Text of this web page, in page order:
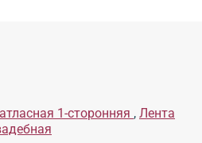
блокнота или скрап-
для плетения браслетов,
Материал: 100%
см, длина 22,86 м.
продукции не рекомендуется
химических средств для стирки,
средств, отжим изделий в
1-сторонняя , Лента